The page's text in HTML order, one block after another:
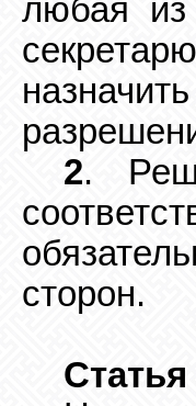
любая из
2.
сторон.
Статья